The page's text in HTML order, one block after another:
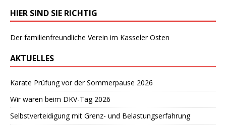
HIER SIND SIE RICHTIG
Der familienfreundliche Verein im Kasseler Osten
AKTUELLES
Karate Prüfung vor der Sommerpause 2026
Wir waren beim DKV-Tag 2026
Selbstverteidigung mit Grenz- und Belastungserfahrung